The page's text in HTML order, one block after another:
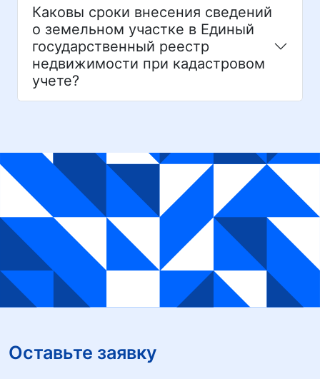
Каковы сроки внесения сведений
о земельном участке в Единый
государственный реестр
недвижимости при кадастровом
учете?
Оставьте заявку